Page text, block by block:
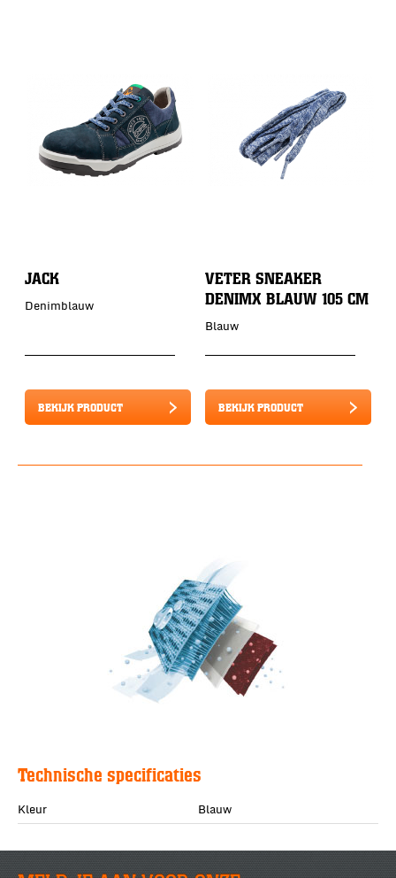
JACK
Denimblauw
BEKIJK PRODUCT
VETER SNEAKER
DENIMX BLAUW 105 CM
Blauw
BEKIJK PRODUCT
Technische specificaties
Kleur Blauw